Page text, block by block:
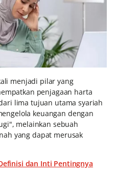
menjadi pilar yang
penjagaan harta
lima tujuan utama syariah
keuangan dengan
melainkan sebuah
yang dapat merusak
dan Inti Pentingnya